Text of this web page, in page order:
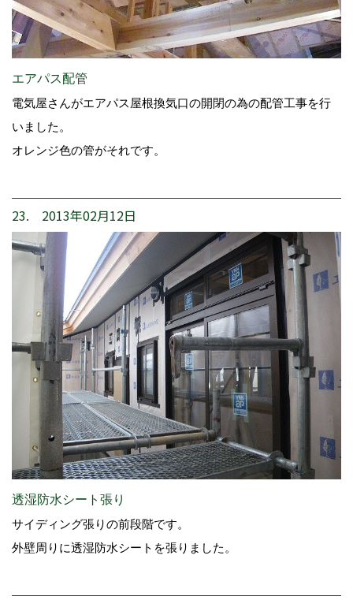
エアパス配管
電気屋さんがエアパス屋根換気口の開閉の為の配管工事を行
いました。
オレンジ色の管がそれです。
23. 2013年02月12日
透湿防水シート張り
サイディング張りの前段階です。
外壁周りに透湿防水シートを張りました。